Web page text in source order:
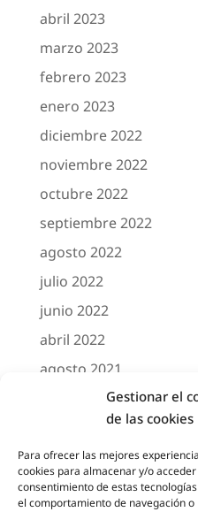
Gestionar el
de las cookies
Para ofrecer las mejores
cookies para almacenar y/o
consentimiento de estas
el comportamiento de navegación
abril 2023
marzo 2023
febrero 2023
enero 2023
diciembre 2022
noviembre 2022
octubre 2022
septiembre 2022
agosto 2022
julio 2022
junio 2022
abril 2022
agosto 2021
marzo 2021
febrero 2021
octubre 2020
agosto 2020